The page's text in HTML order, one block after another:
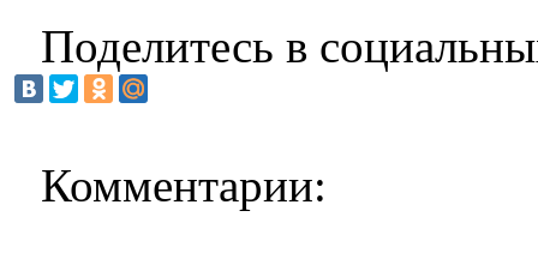
Поделитесь в
Комментарии: